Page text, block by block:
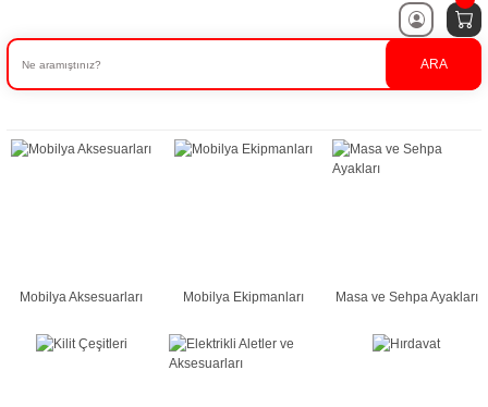
ARA
Mobilya Aksesuarları Mobilya Ekipmanları Masa ve Sehpa Ayakları